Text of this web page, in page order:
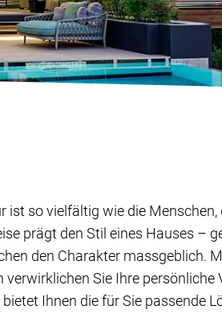
ist so vielfältig wie die
prägt den Stil eines Hauses –
den Charakter massgeblich.
verwirklichen Sie Ihre persönliche
Ihnen die für Sie passende